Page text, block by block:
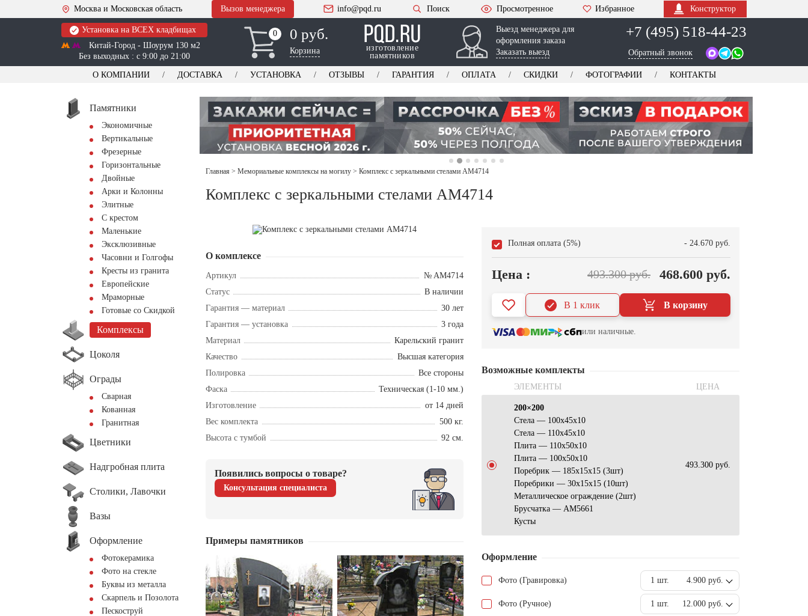
Москва и Московская область Вызов менеджера info@pqd.ru Поиск Просмотренное Избранное Конструктор
Установка на ВСЕХ кладбищах
Китай-Город - Шоурум 130 м2
Без выходных : с 9:00 до 21:00
0
0 0 руб.
Корзина
изготовление
памятников
Выезд менеджера для
оформления заказа
Заказать выезд
+7 (495) 518-44-23
Обратный звонок
О КОМПАНИИ ДОСТАВКА УСТАНОВКА ОТЗЫВЫ ГАРАНТИЯ ОПЛАТА СКИДКИ ФОТОГРАФИИ КОНТАКТЫ
Памятники
Экономичные
Вертикальные
Фрезерные
Горизонтальные
Двойные
Арки и Колонны
Элитные
С крестом
Маленькие
Эксклюзивные
Часовни и Голгофы
Кресты из гранита
Европейские
Мраморные
Готовые со Скидкой
Комплексы
Цоколя
Ограды
Сварная
Кованная
Гранитная
Цветники
Надгробная плита
Столики, Лавочки
Вазы
Оформление
Фотокерамика
Фото на стекле
Буквы из металла
Скарпель и Позолота
Пескоструй
Главная > Мемориальные комплексы на могилу > Комплекс с зеркальными стелами AM4714
Комплекс с зеркальными стелами AM4714
О комплексе
Артикул
№ AM4714
Статус
В наличии
Гарантия — материал
30 лет
Гарантия — установка
3 года
Материал
Карельский гранит
Качество
Высшая категория
Полировка
Все стороны
Фаска
Техническая (1-10 мм.)
Изготовление
от 14 дней
Вес комплекта
500 кг.
Высота с тумбой
92 см.
Появились вопросы о товаре?
Консультация специалиста
Примеры памятников
Полная оплата (5%) - 24.670 руб.
Цена : 493.300 руб. 468.600 руб.
В корзину
В 1 клик
или наличные.
Возможные комплекты
ЭЛЕМЕНТЫ ЦЕНА
200×200
Стела — 100х45х10
Стела — 110х45х10
Плита — 110х50х10
Плита — 100х50х10
Поребрик — 185х15х15 (3шт)
Поребрики — 30х15х15 (10шт)
Металлическое ограждение (2шт)
Брусчатка — АМ5661
Кусты
493.300 руб.
Оформление
Фото (Гравировка) 1 шт. 4.900 руб.
Фото (Ручное) 1 шт. 12.000 руб.